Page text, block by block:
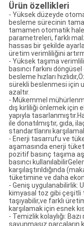
Ürün özellikleri
- Yüksek düzeyde
besleme sürecinin
tamamen otomatik hale
parametreleri, farklı
hassas bir şekilde
üretim verimliliğini
- Yüksek taşıma
basıncı farkını
besleme hızları
sürekli beslenmesi için
azaltır.
- Mükemmel
dış kirliliği önlemek için
yapıyla
ile donatılmıştır, gıda,
standartlarını
- Enerji tasarrufu ve
aşamasında enerji
pozitif basınç taşıma
basıncı
karşılaştırıldığında
tüketimine ve daha
- Geniş uygulanabilirlik:
kimyasal toz gibi çeşitli
taşıyabilir,ve farklı
karşılamak için esnek
- Temizlik kolaylığı:
savunmasız parçaların